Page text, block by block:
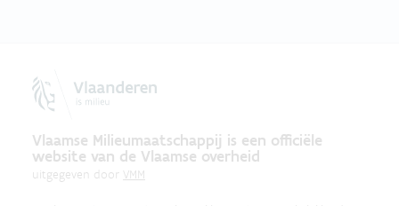
Vlaamse Milieumaatschappij is een officiële
website van de Vlaamse overheid
uitgegeven door VMM